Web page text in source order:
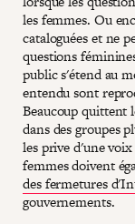
les femmes. Ou
cataloguées et ne
questions
public s'étend au
entendu sont
Beaucoup quittent
dans des groupes
les prive d'une
femmes doivent
des fermetures
gouvernements.